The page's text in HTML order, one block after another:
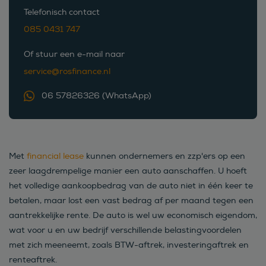
Telefonisch contact
085 0431 747
Of stuur een e-mail naar
service@rosfinance.nl
06 57826326 (WhatsApp)
Met financial lease kunnen ondernemers en zzp'ers op een
zeer laagdrempelige manier een auto aanschaffen. U hoeft
het volledige aankoopbedrag van de auto niet in één keer te
betalen, maar lost een vast bedrag af per maand tegen een
aantrekkelijke rente. De auto is wel uw economisch eigendom,
wat voor u en uw bedrijf verschillende belastingvoordelen
met zich meeneemt, zoals BTW-aftrek, investeringaftrek en
renteaftrek.